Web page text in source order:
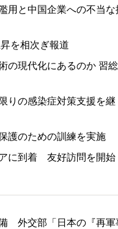
用と中国企業への不当な
を相次ぎ報道
の現代化にあるのか 習
りの感染症対策支援を継
護のための訓練を実施
に到着 友好訪問を開始
外交部「日本の『再軍